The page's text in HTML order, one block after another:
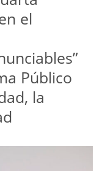
el
Público
la